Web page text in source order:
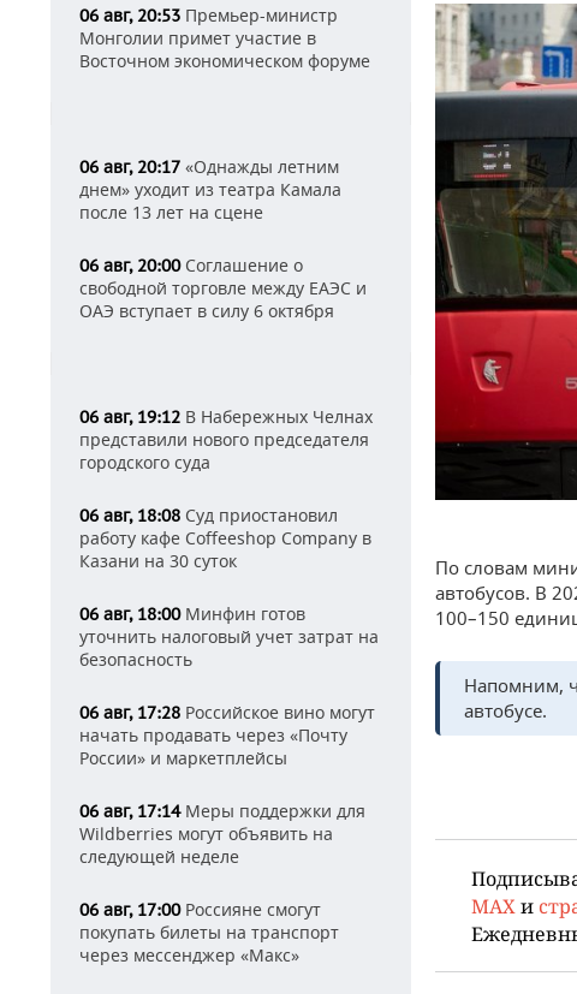
06 авг, 20:53 Премьер-министр
Монголии примет участие в
Восточном экономическом форуме
06 авг, 20:17 «Однажды летним
днем» уходит из театра Камала
после 13 лет на сцене
06 авг, 20:00Соглашение о
свободной торговле между ЕАЭС и
ОАЭ вступает в силу 6 октября
06 авг, 19:12 В Набережных Челнах
представили нового председателя
городского суда
06 авг, 18:08 Суд приостановил
работу кафе Coffeeshop Company в
Казани на 30 суток
06 авг, 18:00Минфин готов
уточнить налоговый учет затрат на
безопасность
06 авг, 17:28 Российское вино могут
начать продавать через «Почту
России» и маркетплейсы
06 авг, 17:14Меры поддержки для
Wildberries могут объявить на
следующей неделе
06 авг, 17:00Россияне смогут
покупать билеты на транспорт
через мессенджер «Макс»
По словам
автобусов. В
100–150
Напомним,
автобусе.
MAX и